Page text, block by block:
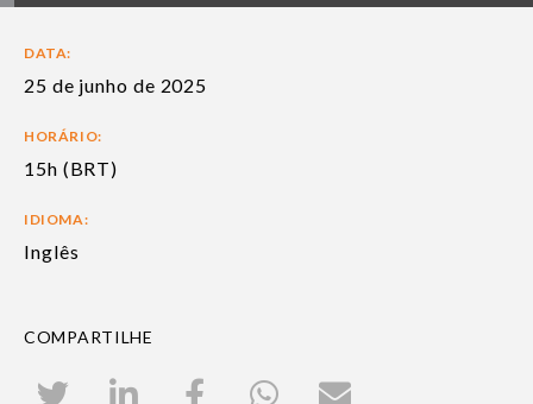
DATA:
25 de junho de 2025
HORÁRIO:
15h (BRT)
IDIOMA:
Inglês
COMPARTILHE